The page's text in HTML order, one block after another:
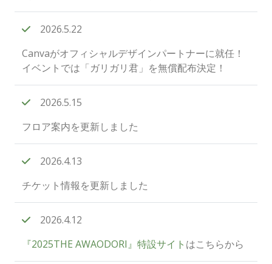
2026.5.22
Canvaがオフィシャルデザインパートナーに就任！
イベントでは「ガリガリ君」を無償配布決定！
2026.5.15
フロア案内を更新しました
2026.4.13
チケット情報を更新しました
2026.4.12
『2025THE AWAODORI』特設サイト はこちらから